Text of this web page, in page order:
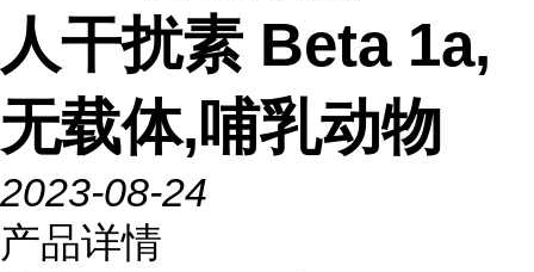
人干扰素 Beta 1a,
无载体,哺乳动物
2023-08-24
产品详情